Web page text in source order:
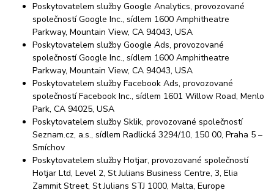
Poskytovatelem služby Google Analytics, provozované
společností Google Inc., sídlem 1600 Amphitheatre
Parkway, Mountain View, CA 94043, USA
Poskytovatelem služby Google Ads, provozované
společností Google Inc., sídlem 1600 Amphitheatre
Parkway, Mountain View, CA 94043, USA
Poskytovatelem služby Facebook Ads, provozované
společností Facebook Inc., sídlem 1601 Willow Road, Menlo
Park, CA 94025, USA
Poskytovatelem služby Sklik, provozované společností
Seznam.cz, a.s., sídlem Radlická 3294/10, 150 00, Praha 5 –
Smíchov
Poskytovatelem služby Hotjar, provozované společností
Hotjar Ltd, Level 2, St Julians Business Centre, 3, Elia
Zammit Street, St Julians STJ 1000, Malta, Europe